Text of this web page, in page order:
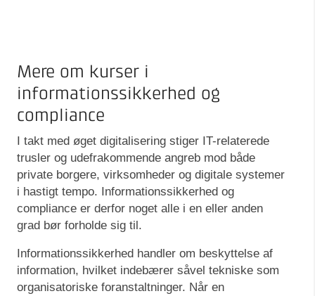
Mere om kurser i
informationssikkerhed og
compliance
I takt med øget digitalisering stiger IT-relaterede
trusler og udefrakommende angreb mod både
private borgere, virksomheder og digitale systemer
i hastigt tempo. Informationssikkerhed og
compliance er derfor noget alle i en eller anden
grad bør forholde sig til.
Informationssikkerhed handler om beskyttelse af
information, hvilket indebærer såvel tekniske som
organisatoriske foranstaltninger. Når en